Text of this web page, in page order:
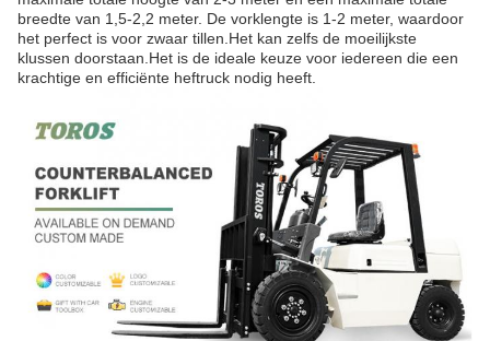
breedte van 1,5-2,2 meter. De vorklengte is 1-2 meter, waardoor
het perfect is voor zwaar tillen.Het kan zelfs de moeilijkste
klussen doorstaan.Het is de ideale keuze voor iedereen die een
krachtige en efficiënte heftruck nodig heeft.